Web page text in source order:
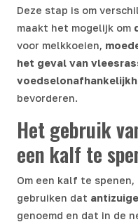
Deze stap is om
maakt het mogelijk om
voor melkkoeien,
het geval van
bevorderen.
Het gebruik
een kalf te
Om een kalf te
gebruiken dat
genoemd en dat in de